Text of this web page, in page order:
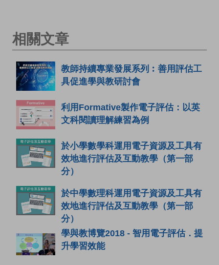
相關文章
教師持續專業發展系列︰善用評估工
具促進學與教研討會
利用Formative製作電子評估：以英
文科閱讀理解練習為例
於小學數學科運用電子資源及工具有
效地進行評估及互動教學（第一部
分）
於中學數理科運用電子資源及工具有
效地進行評估及互動教學（第一部
分）
學與教博覽2018 - 智用電子評估．提
升學習效能